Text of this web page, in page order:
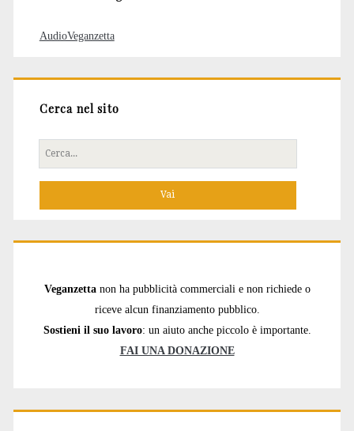
AudioVeganzetta
Cerca nel sito
Cerca
per:
Veganzetta non ha pubblicità commerciali e non richiede o
riceve alcun finanziamento pubblico.
Sostieni il suo lavoro: un aiuto anche piccolo è importante.
FAI UNA DONAZIONE